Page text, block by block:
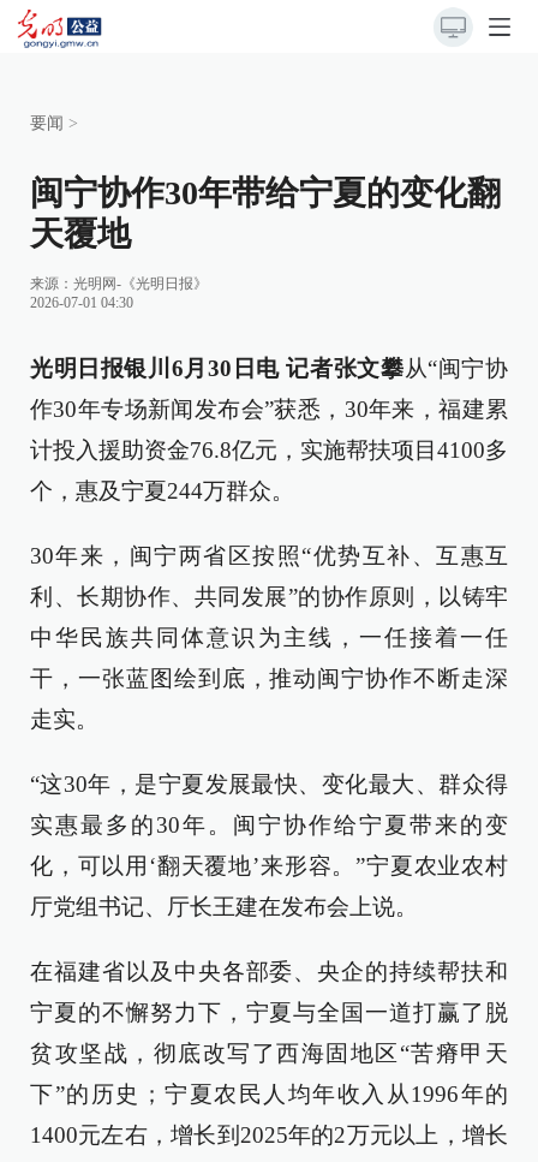
要闻 >
闽宁协作30年带给宁夏的变化翻
天覆地
来源： 光明网-《光明日报》
2026-07-01 04:30
光明日报银川6月30日电 记者张文攀从“闽宁协
作30年专场新闻发布会”获悉，30年来，福建累
计投入援助资金76.8亿元，实施帮扶项目4100多
个，惠及宁夏244万群众。
30年来，闽宁两省区按照“优势互补、互惠互
利、长期协作、共同发展”的协作原则，以铸牢
中华民族共同体意识为主线，一任接着一任
干，一张蓝图绘到底，推动闽宁协作不断走深
走实。
“这30年，是宁夏发展最快、变化最大、群众得
实惠最多的30年。闽宁协作给宁夏带来的变
化，可以用‘翻天覆地’来形容。”宁夏农业农村
厅党组书记、厅长王建在发布会上说。
在福建省以及中央各部委、央企的持续帮扶和
宁夏的不懈努力下，宁夏与全国一道打赢了脱
贫攻坚战，彻底改写了西海固地区“苦瘠甲天
下”的历史；宁夏农民人均年收入从1996年的
1400元左右，增长到2025年的2万元以上，增长